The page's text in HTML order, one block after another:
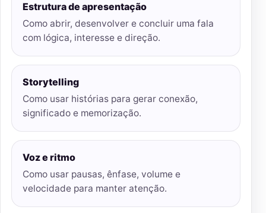
Estrutura de apresentação
Como abrir, desenvolver e concluir uma fala
com lógica, interesse e direção.
Storytelling
Como usar histórias para gerar conexão,
significado e memorização.
Voz e ritmo
Como usar pausas, ênfase, volume e
velocidade para manter atenção.